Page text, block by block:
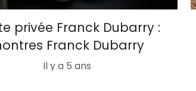
privée Franck Dubarry :
Franck Dubarry
Il y a 5 ans